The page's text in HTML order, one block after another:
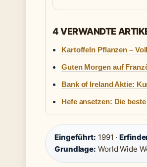
4 VERWANDTE
Kartoffeln Pflanzen –
Guten Morgen auf
Bank of Ireland Aktie:
Hefe ansetzen: Die
Eingeführt: 1991 ·
Grundlage: World Wide